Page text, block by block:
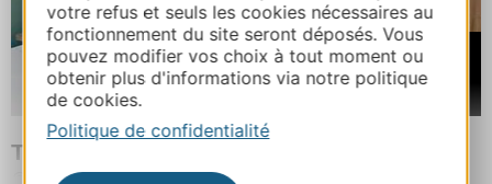
votre refus et seuls les cookies nécessaires au
fonctionnement du site seront déposés. Vous
pouvez modifier vos choix à tout moment ou
obtenir plus d'informations via notre politique
de cookies.
Politique de confidentialité
À partir de
63€
The Originals City Hôtel Le Pavillon